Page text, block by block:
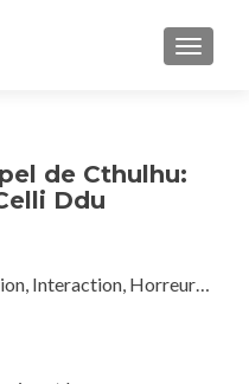
de Cthulhu:
Ddu
Interaction, Horreur…